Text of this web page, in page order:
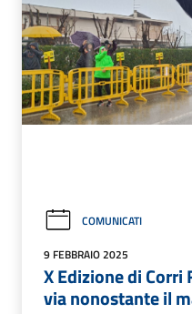
COMUNICATI
9 FEBBRAIO 2025
X Edizione di
via nonostante il